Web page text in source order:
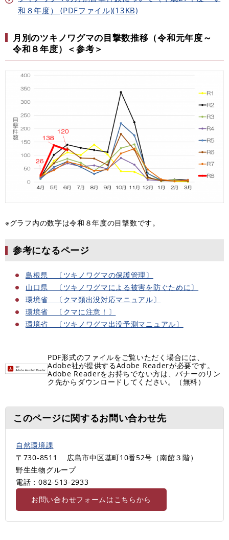
和８年度） (PDFファイル)(13KB)
月別のツキノワグマの目撃数推移（令和元年度～
令和８年度）＜参考＞
※グラフ内の数字は令和８年度の目撃数です。
参考になるページ
島根県 〔ツキノワグマの保護管理〕
山口県 〔ツキノワグマによる被害を防ぐために〕
環境省 〔クマ類出没対応マニュアル〕
環境省 〔クマに注意！〕
環境省 〔ツキノワグマ出没予測マニュアル〕
PDF形式のファイルをご覧いただく場合には、
Adobe社が提供するAdobe Readerが必要です。
Adobe Readerをお持ちでない方は、バナーのリン
ク先からダウンロードしてください。（無料）
このページに関するお問い合わせ先
自然環境課
〒730-8511
広島市中区基町10番52号（南館３階）
野生生物グループ
電話：082-513-2933
お問い合わせフォームはこちらから